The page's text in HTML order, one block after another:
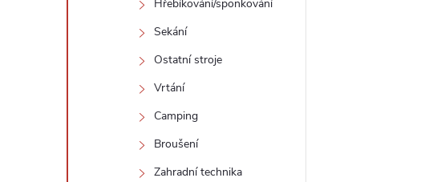
Hřebíkování/sponkování
Sekání
Ostatní stroje
Vrtání
Camping
Broušení
Zahradní technika